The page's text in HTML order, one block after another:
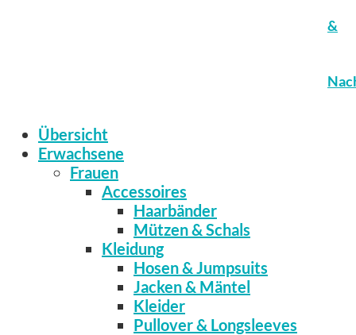
&
Übersicht
Erwachsene
Frauen
Accessoires
Haarbänder
Mützen & Schals
Kleidung
Hosen & Jumpsuits
Jacken & Mäntel
Kleider
Pullover & Longsleeves